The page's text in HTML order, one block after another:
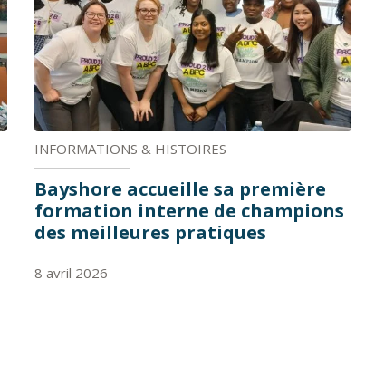
INFORMATIONS & HISTOIRES
Bayshore accueille sa première
formation interne de champions
des meilleures pratiques
8 avril 2026